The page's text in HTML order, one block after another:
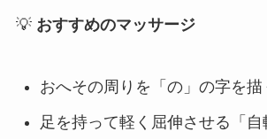
💡 おすすめのマッサージ
おへその周りを「の」の字を
足を持って軽く屈伸させる「自